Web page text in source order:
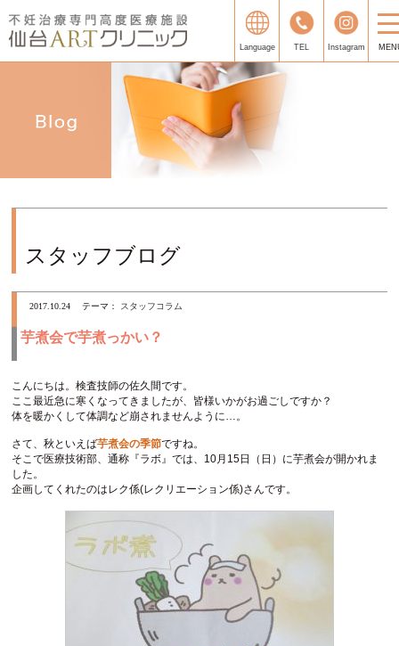
Language TEL Instagram
スタッフブログ
2017.10.24 テーマ： スタッフコラム
芋煮会で芋煮っかい？
こんにちは。検査技師の佐久間です。
ここ最近急に寒くなってきましたが、皆様いかがお過ごしですか？
体を暖かくして体調など崩されませんように…。
さて、秋といえば芋煮会の季節ですね。
そこで医療技術部、通称『ラボ』では、10月15日（日）に芋煮会が開かれま
した。
企画してくれたのはレク係(レクリエーション係)さんです。